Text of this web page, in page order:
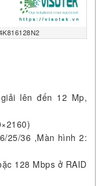
lên đến 12 Mp,
25/36 ,Màn hình 2:
128 Mbps ở RAID